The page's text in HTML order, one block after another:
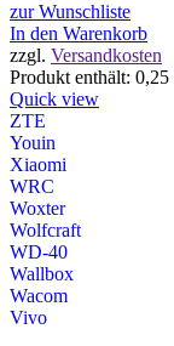
zur Wunschliste
In den Warenkorb
zzgl. Versandkosten
Produkt enthält: 0,25
Quick view
ZTE
Youin
Xiaomi
WRC
Woxter
Wolfcraft
WD-40
Wallbox
Wacom
Vivo